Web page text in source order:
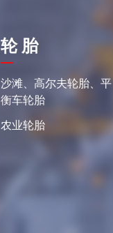
轮 胎
沙滩、高尔夫轮胎、平
衡车轮胎
农业轮胎